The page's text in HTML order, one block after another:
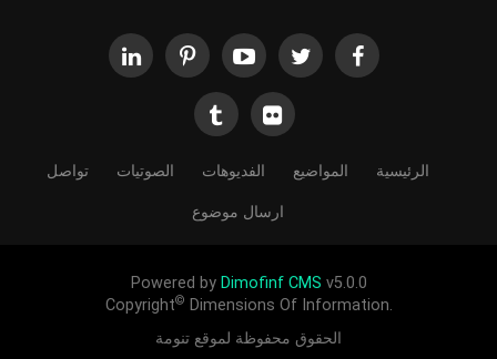
الرئيسية المواضيع الفديوهات الصوتيات تواصل
ارسال موضوع
Powered by Dimofinf CMS v5.0.0
Copyright© Dimensions Of Information.
الحقوق محفوظة لموقع تنومة